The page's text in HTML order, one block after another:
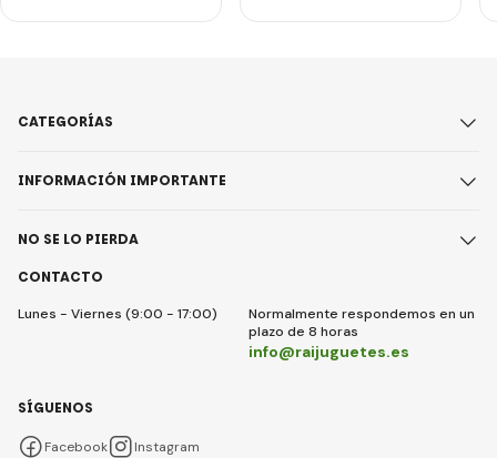
CONTACTO
Lunes - Viernes (9:00 - 17:00)
Normalmente respondemos en un
plazo de 8 horas
info@raijuguetes.es
CATEGORÍAS
INFORMACIÓN IMPORTANTE
NO SE LO PIERDA
SÍGUENOS
Facebook Instagram